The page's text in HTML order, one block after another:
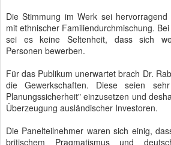
Die Stimmung im Werk sei
mit ethnischer Familiendurchmischung.
sei es keine Seltenheit, dass sich
Personen bewerben.
Für das Publikum unerwartet brach Dr.
die Gewerkschaften. Diese seien
Planungssicherheit" einzusetzen und
Überzeugung ausländischer Investoren.
Die Panelteilnehmer waren sich einig,
britischem Pragmatismus und